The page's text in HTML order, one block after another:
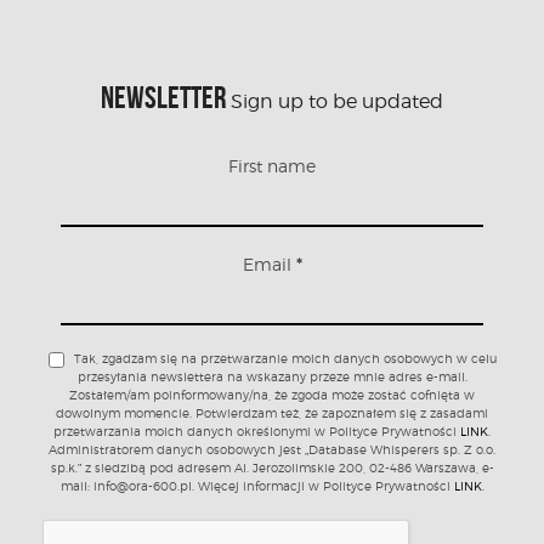
NEWSLETTER Sign up to be updated
First name
Email *
Tak, zgadzam się na przetwarzanie moich danych osobowych w celu
przesyłania newslettera na wskazany przeze mnie adres e-mail.
Zostałem/am poinformowany/na, że zgoda może zostać cofnięta w
dowolnym momencie. Potwierdzam też, że zapoznałem się z zasadami
przetwarzania moich danych określonymi w Polityce Prywatności LINK
Administratorem danych osobowych jest „Database Whisperers sp. Z o.o.
sp.k.” z siedzibą pod adresem Al. Jerozolimskie 200, 02-486 Warszawa, e-
mail: info@ora-600.pl. Więcej informacji w Polityce Prywatności LINK.